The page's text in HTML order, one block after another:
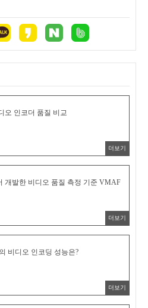
오 인코더 품질 비교
더보기
개발한 비디오 품질 측정 기준 VMAF
더보기
비디오 인코딩 성능은?
더보기